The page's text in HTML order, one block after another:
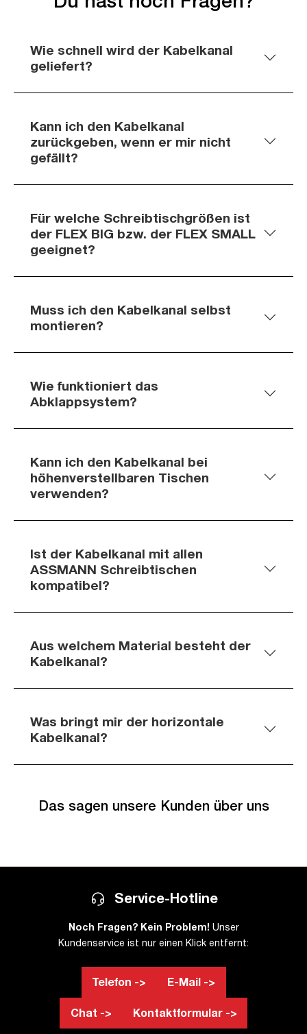
Wie schnell wird der Kabelkanal
geliefert?
Kann ich den Kabelkanal
zurückgeben, wenn er mir nicht
gefällt?
Für welche Schreibtischgrößen ist
der FLEX BIG bzw. der FLEX SMALL
geeignet?
Muss ich den Kabelkanal selbst
montieren?
Wie funktioniert das
Abklappsystem?
Kann ich den Kabelkanal bei
höhenverstellbaren Tischen
verwenden?
Ist der Kabelkanal mit allen
ASSMANN Schreibtischen
kompatibel?
Aus welchem Material besteht der
Kabelkanal?
Was bringt mir der horizontale
Kabelkanal?
Das sagen unsere Kunden über uns
Service-Hotline
Noch Fragen? Kein Problem! Unser
Kundenservice ist nur einen Klick entfernt:
Telefon -> E-Mail ->
Chat -> Kontaktformular ->